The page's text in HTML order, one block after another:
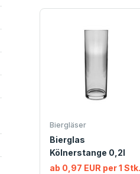
Biergläser
Bierglas
Kölnerstange 0,2l
ab 0,97 EUR per 1 Stk.